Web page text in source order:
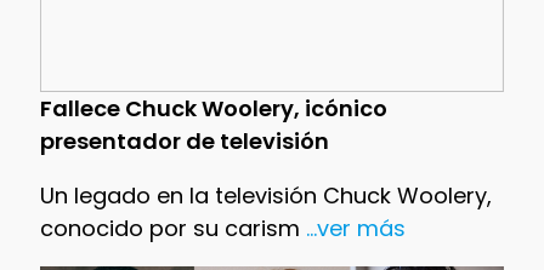
Fallece Chuck Woolery, icónico
presentador de televisión
Un legado en la televisión Chuck Woolery,
conocido por su carism ...ver más